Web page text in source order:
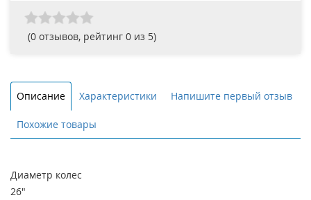
(0 отзывов, рейтинг 0 из 5)
Описание Характеристики Напишите первый отзыв
Похожие товары
Диаметр колес
26"